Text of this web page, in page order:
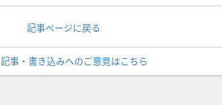
記事ページに戻る
記事・書き込みへのご意見はこちら